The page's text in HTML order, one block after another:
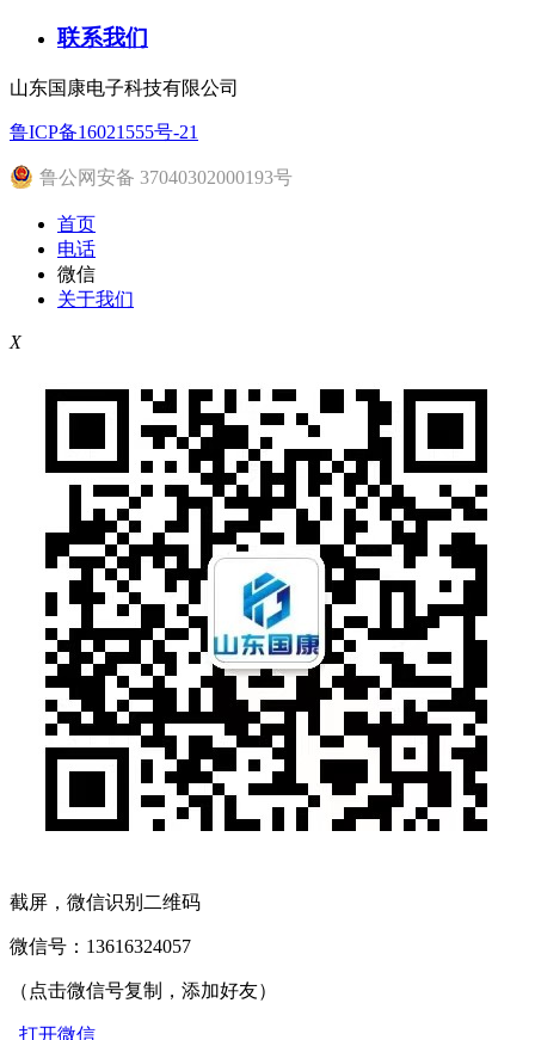
联系我们
山东国康电子科技有限公司
鲁ICP备16021555号-21
鲁公网安备 37040302000193号
首页
电话
微信
关于我们
X
截屏，微信识别二维码
微信号： 13616324057
（点击微信号复制，添加好友）
打开微信